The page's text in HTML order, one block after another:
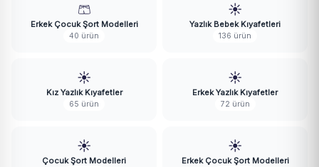
🩳
Erkek Çocuk Şort Modelleri
40 ürün
☀️
Yazlık Bebek Kıyafetleri
136 ürün
☀️
Kız Yazlık Kıyafetler
65 ürün
☀️
Erkek Yazlık Kıyafetler
72 ürün
☀️
Çocuk Şort Modelleri
☀️
Erkek Çocuk Şort Modelleri